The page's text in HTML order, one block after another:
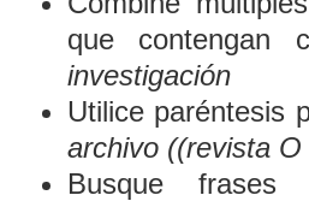
que contengan
investigación
Utilice paréntesis
archivo ((revista
Busque frases